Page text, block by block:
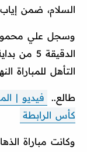
السلام، ضمن
وسجل علي محمود
الدقيقة
التأهل للمباراة
طالع..
فيديو |
كأس الرابطة
وكانت مباراة